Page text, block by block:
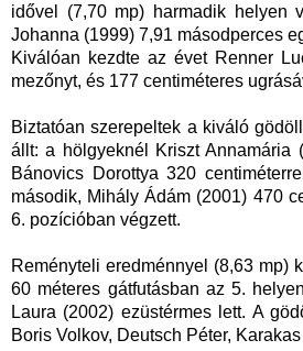
idővel (7,70 mp) harmadik helyen
Johanna (1999) 7,91 másodperces
Kiválóan kezdte az évet Renner
mezőnyt, és 177 centiméteres
Biztatóan szerepeltek a kiváló
állt: a hölgyeknél Kriszt Annamária
Bánovics Dorottya 320
második, Mihály Ádám (2001) 470
6. pozícióban végzett.
Reményteli eredménnyel (8,63 mp)
60 méteres gátfutásban az 5.
Laura (2002) ezüstérmes lett. A
Boris Volkov, Deutsch Péter,